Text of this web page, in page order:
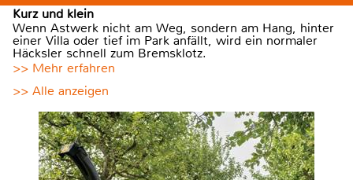
Kurz und klein
Wenn Astwerk nicht am Weg, sondern am Hang, hinter
einer Villa oder tief im Park anfällt, wird ein normaler
Häcksler schnell zum Bremsklotz.
>> Mehr erfahren
>> Alle anzeigen